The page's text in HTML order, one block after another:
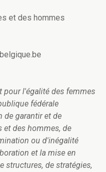
et des hommes
pour l'égalité des femmes
fédérale
de garantir et de
et des hommes, de
ou d'inégalité
et la mise en
structures, de stratégies,